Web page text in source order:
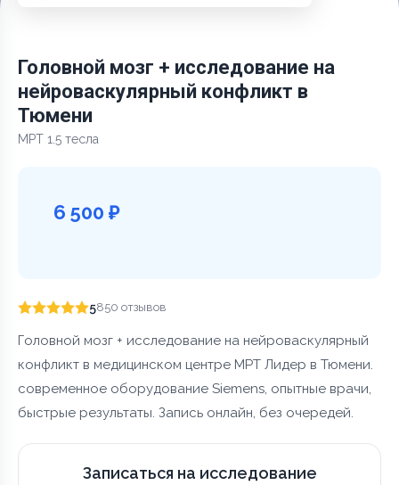
Головной мозг + исследование на
нейроваскулярный конфликт в
Тюмени
МРТ 1.5 тесла
6 500 ₽
5850 отзывов
Головной мозг + исследование на нейроваскулярный
конфликт в медицинском центре МРТ Лидер в Тюмени.
современное оборудование Siemens, опытные врачи,
быстрые результаты. Запись онлайн, без очередей.
Записаться на исследование